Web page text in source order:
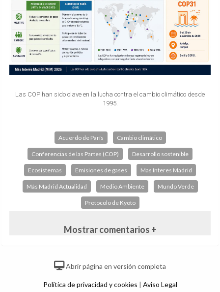
Las COP han sido clave en la lucha contra el cambio climático desde
1995.
Acuerdo de París Cambio climático
Conferencias de las Partes (COP) Desarrollo sostenible
Ecosistemas Emisiones de gases Mas Interes Madrid
Más Madrid Actualidad Medio Ambiente Mundo Verde
Protocolo de Kyoto
Mostrar comentarios +
Abrir página en versión completa
Política de privacidad y cookies | Aviso Legal